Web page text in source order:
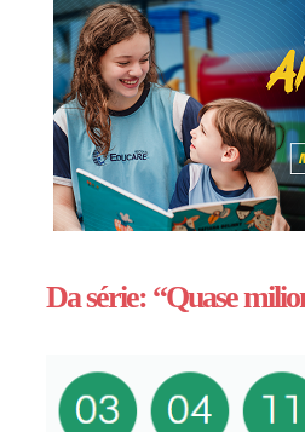
Da série: “Quase